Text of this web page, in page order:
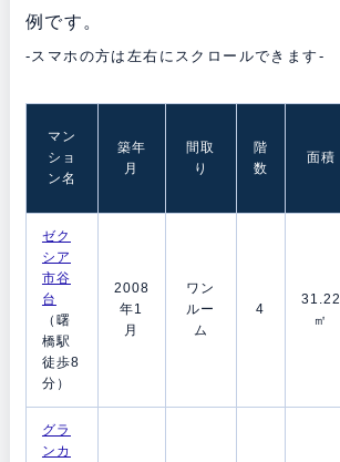
例です。
-スマホの方は左右にスクロールできます-
マン
ショ
ン名
築年
月
間取
り
階
数
面積
ゼク
シア
市谷
台
（曙
橋駅
徒歩8
分）
2008
年1
月
ワン
ルー
ム
4
31.22
㎡
グラ
ンカ